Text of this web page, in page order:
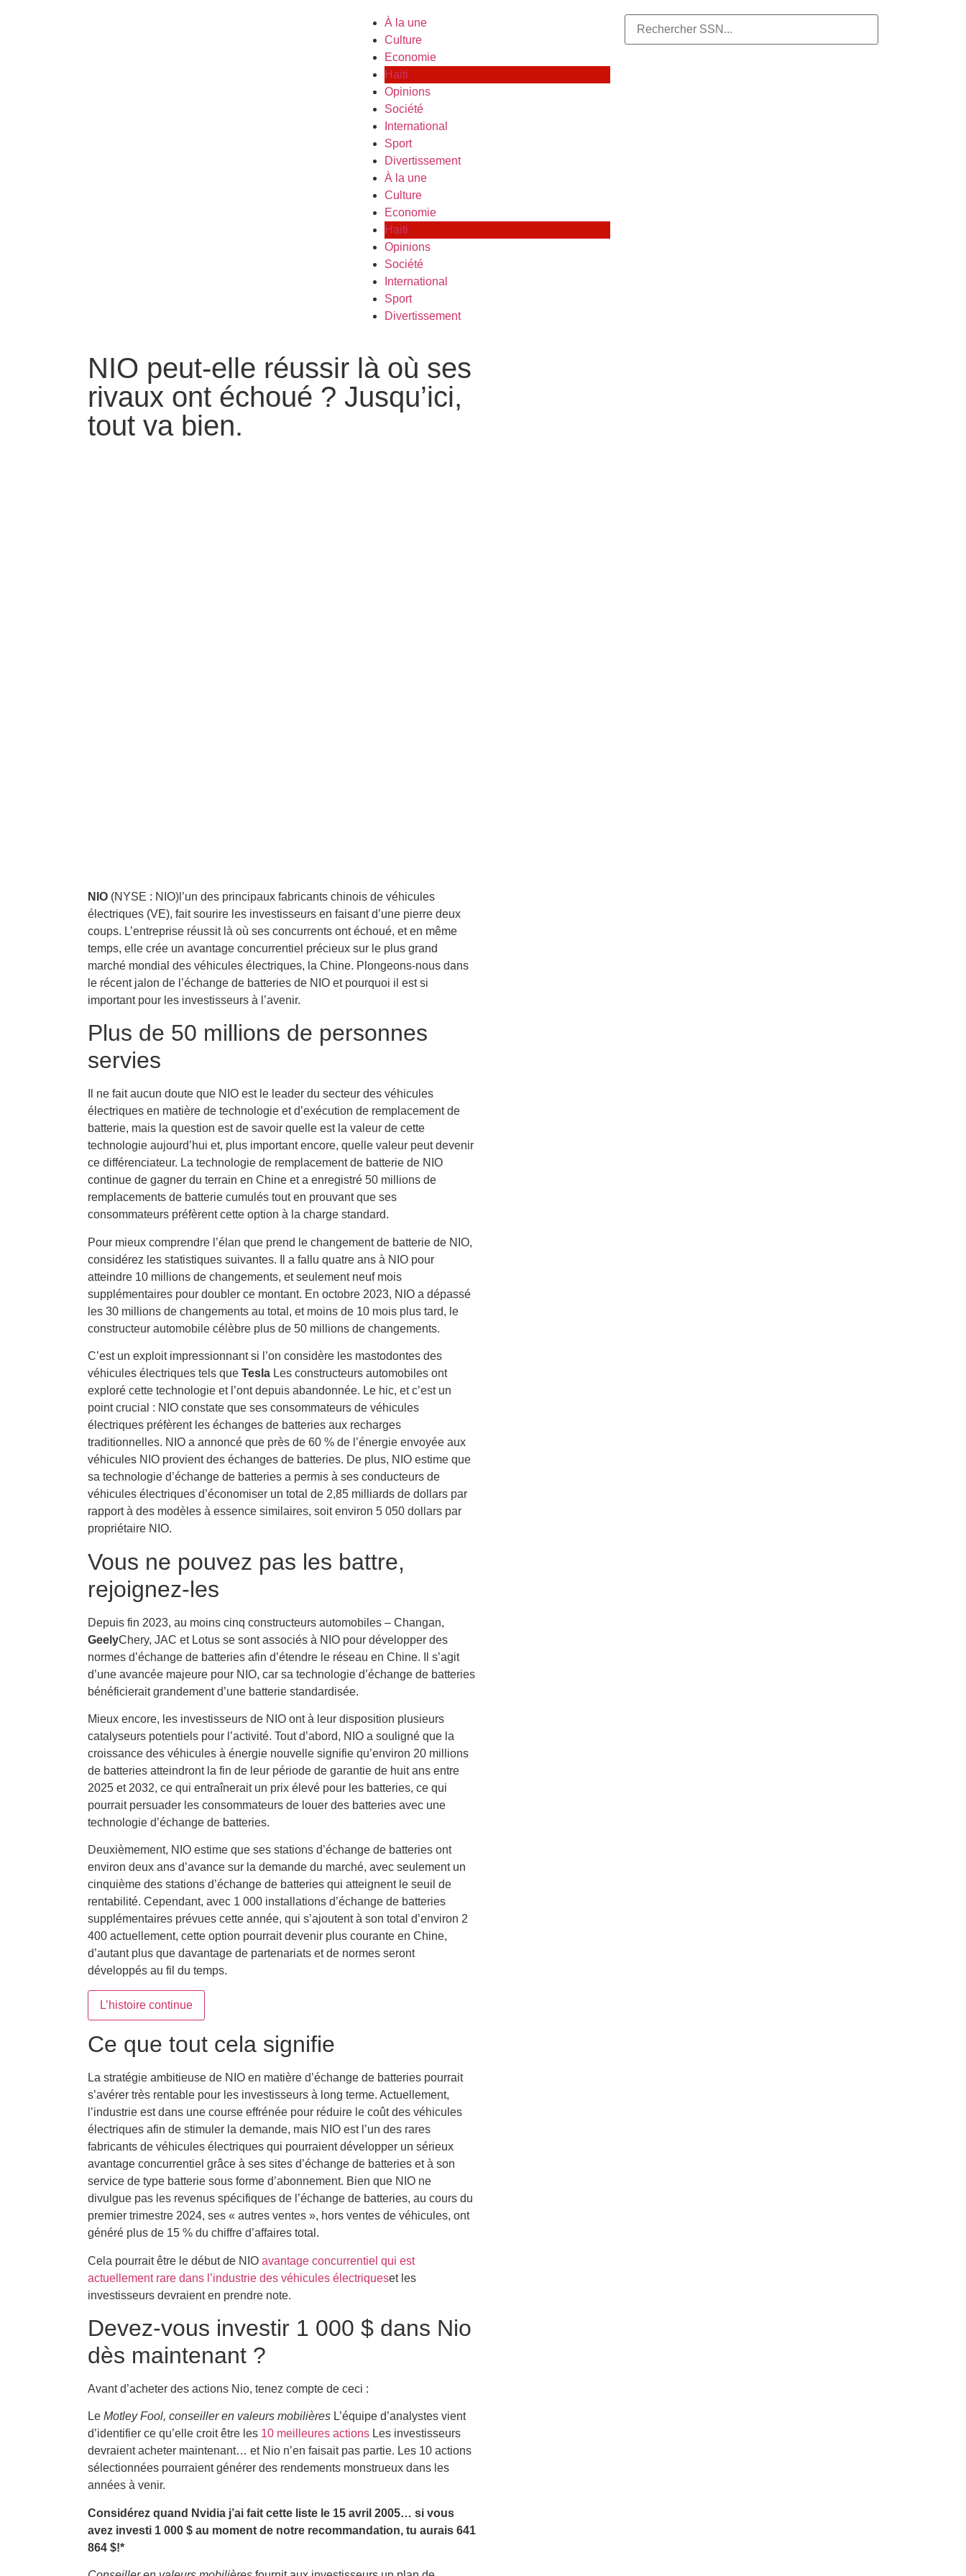
À la une
Culture
Economie
Haiti
Opinions
Société
International
Sport
Divertissement
À la une
Culture
Economie
Haiti
Opinions
Société
International
Sport
Divertissement
NIO peut-elle réussir là où ses
rivaux ont échoué ? Jusqu’ici,
tout va bien.
NIO (NYSE : NIO) l’un des principaux fabricants chinois de véhicules
électriques (VE), fait sourire les investisseurs en faisant d’une pierre deux
coups. L’entreprise réussit là où ses concurrents ont échoué, et en même
temps, elle crée un avantage concurrentiel précieux sur le plus grand
marché mondial des véhicules électriques, la Chine. Plongeons-nous dans
le récent jalon de l’échange de batteries de NIO et pourquoi il est si
important pour les investisseurs à l’avenir.
Plus de 50 millions de personnes
servies
Il ne fait aucun doute que NIO est le leader du secteur des véhicules
électriques en matière de technologie et d’exécution de remplacement de
batterie, mais la question est de savoir quelle est la valeur de cette
technologie aujourd’hui et, plus important encore, quelle valeur peut devenir
ce différenciateur. La technologie de remplacement de batterie de NIO
continue de gagner du terrain en Chine et a enregistré 50 millions de
remplacements de batterie cumulés tout en prouvant que ses
consommateurs préfèrent cette option à la charge standard.
Pour mieux comprendre l’élan que prend le changement de batterie de NIO,
considérez les statistiques suivantes. Il a fallu quatre ans à NIO pour
atteindre 10 millions de changements, et seulement neuf mois
supplémentaires pour doubler ce montant. En octobre 2023, NIO a dépassé
les 30 millions de changements au total, et moins de 10 mois plus tard, le
constructeur automobile célèbre plus de 50 millions de changements.
C’est un exploit impressionnant si l’on considère les mastodontes des
véhicules électriques tels que Tesla Les constructeurs automobiles ont
exploré cette technologie et l’ont depuis abandonnée. Le hic, et c’est un
point crucial : NIO constate que ses consommateurs de véhicules
électriques préfèrent les échanges de batteries aux recharges
traditionnelles. NIO a annoncé que près de 60 % de l’énergie envoyée aux
véhicules NIO provient des échanges de batteries. De plus, NIO estime que
sa technologie d’échange de batteries a permis à ses conducteurs de
véhicules électriques d’économiser un total de 2,85 milliards de dollars par
rapport à des modèles à essence similaires, soit environ 5 050 dollars par
propriétaire NIO.
Vous ne pouvez pas les battre,
rejoignez-les
Depuis fin 2023, au moins cinq constructeurs automobiles – Changan,
GeelyChery, JAC et Lotus se sont associés à NIO pour développer des
normes d’échange de batteries afin d’étendre le réseau en Chine. Il s’agit
d’une avancée majeure pour NIO, car sa technologie d’échange de batteries
bénéficierait grandement d’une batterie standardisée.
Mieux encore, les investisseurs de NIO ont à leur disposition plusieurs
catalyseurs potentiels pour l’activité. Tout d’abord, NIO a souligné que la
croissance des véhicules à énergie nouvelle signifie qu’environ 20 millions
de batteries atteindront la fin de leur période de garantie de huit ans entre
2025 et 2032, ce qui entraînerait un prix élevé pour les batteries, ce qui
pourrait persuader les consommateurs de louer des batteries avec une
technologie d’échange de batteries.
Deuxièmement, NIO estime que ses stations d’échange de batteries ont
environ deux ans d’avance sur la demande du marché, avec seulement un
cinquième des stations d’échange de batteries qui atteignent le seuil de
rentabilité. Cependant, avec 1 000 installations d’échange de batteries
supplémentaires prévues cette année, qui s’ajoutent à son total d’environ 2
400 actuellement, cette option pourrait devenir plus courante en Chine,
d’autant plus que davantage de partenariats et de normes seront
développés au fil du temps.
L’histoire continue
Ce que tout cela signifie
La stratégie ambitieuse de NIO en matière d’échange de batteries pourrait
s’avérer très rentable pour les investisseurs à long terme. Actuellement,
l’industrie est dans une course effrénée pour réduire le coût des véhicules
électriques afin de stimuler la demande, mais NIO est l’un des rares
fabricants de véhicules électriques qui pourraient développer un sérieux
avantage concurrentiel grâce à ses sites d’échange de batteries et à son
service de type batterie sous forme d’abonnement. Bien que NIO ne
divulgue pas les revenus spécifiques de l’échange de batteries, au cours du
premier trimestre 2024, ses « autres ventes », hors ventes de véhicules, ont
généré plus de 15 % du chiffre d’affaires total.
Cela pourrait être le début de NIO avantage concurrentiel qui est
actuellement rare dans l’industrie des véhicules électriqueset les
investisseurs devraient en prendre note.
Devez-vous investir 1 000 $ dans Nio
dès maintenant ?
Avant d’acheter des actions Nio, tenez compte de ceci :
Le Motley Fool, conseiller en valeurs mobilières L’équipe d’analystes vient
d’identifier ce qu’elle croit être les 10 meilleures actions Les investisseurs
devraient acheter maintenant… et Nio n’en faisait pas partie. Les 10 actions
sélectionnées pourraient générer des rendements monstrueux dans les
années à venir.
Considérez quand Nvidia j’ai fait cette liste le 15 avril 2005… si vous
avez investi 1 000 $ au moment de notre recommandation, tu aurais 641
864 $!*